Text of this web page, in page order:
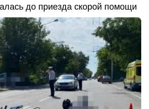
до приезда скорой помощи